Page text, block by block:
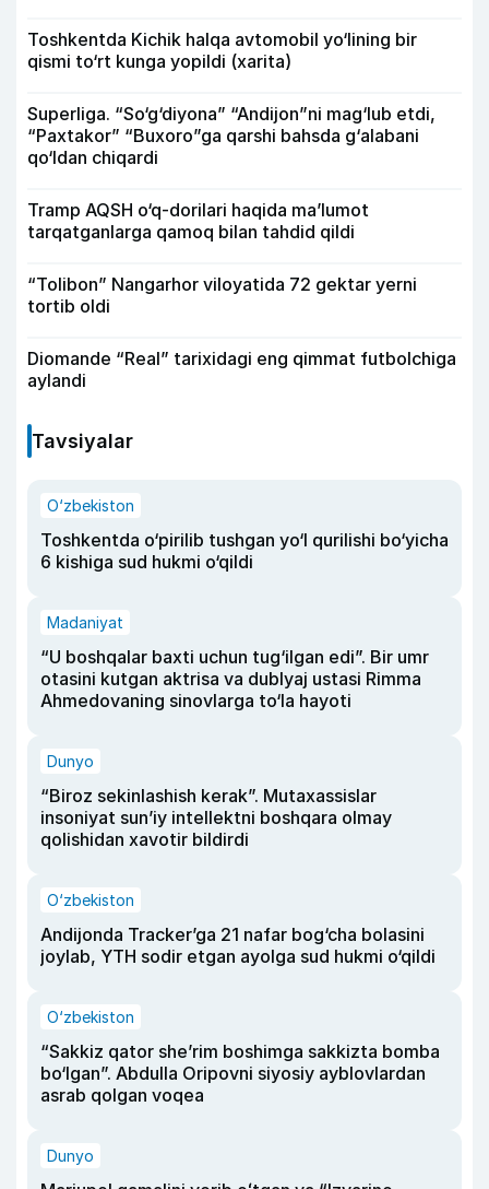
Toshkentda Kichik halqa avtomobil yo‘lining bir
qismi to‘rt kunga yopildi (xarita)
Superliga. “So‘g‘diyona” “Andijon”ni mag‘lub etdi,
“Paxtakor” “Buxoro”ga qarshi bahsda g‘alabani
qo‘ldan chiqardi
Tramp AQSH o‘q-dorilari haqida ma’lumot
tarqatganlarga qamoq bilan tahdid qildi
“Tolibon” Nangarhor viloyatida 72 gektar yerni
tortib oldi
Diomande “Real” tarixidagi eng qimmat futbolchiga
aylandi
Tavsiyalar
O‘zbekiston
Toshkentda o‘pirilib tushgan yo‘l qurilishi bo‘yicha
6 kishiga sud hukmi o‘qildi
Madaniyat
“U boshqalar baxti uchun tug‘ilgan edi”. Bir umr
otasini kutgan aktrisa va dublyaj ustasi Rimma
Ahmedovaning sinovlarga to‘la hayoti
Dunyo
“Biroz sekinlashish kerak”. Mutaxassislar
insoniyat sun’iy intellektni boshqara olmay
qolishidan xavotir bildirdi
O‘zbekiston
Andijonda Tracker’ga 21 nafar bog‘cha bolasini
joylab, YTH sodir etgan ayolga sud hukmi o‘qildi
O‘zbekiston
“Sakkiz qator she’rim boshimga sakkizta bomba
bo‘lgan”. Abdulla Oripovni siyosiy ayblovlardan
asrab qolgan voqea
Dunyo